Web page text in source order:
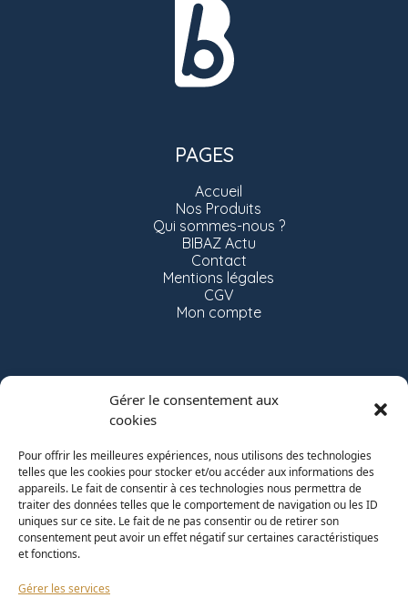
Gérer le consentement aux
cookies
Pour offrir les meilleures expériences, nous utilisons des technologies
telles que les cookies pour stocker et/ou accéder aux informations des
appareils. Le fait de consentir à ces technologies nous permettra de
traiter des données telles que le comportement de navigation ou les ID
uniques sur ce site. Le fait de ne pas consentir ou de retirer son
consentement peut avoir un effet négatif sur certaines caractéristiques
et fonctions.
Gérer les services
PAGES
Accueil
Nos Produits
Qui sommes-nous ?
BIBAZ Actu
Contact
Mentions légales
CGV
Mon compte
Vincent Musset
06 74 51 84 78
hello@bibaz.fr
SUIVEZ-NOUS!